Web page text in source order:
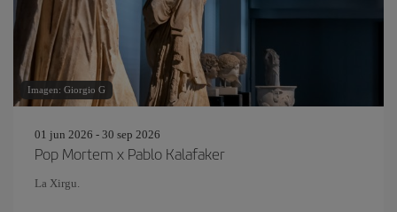
Imagen: Giorgio G
01 jun 2026 - 30 sep 2026
Pop Mortem x Pablo Kalafaker
La Xirgu.